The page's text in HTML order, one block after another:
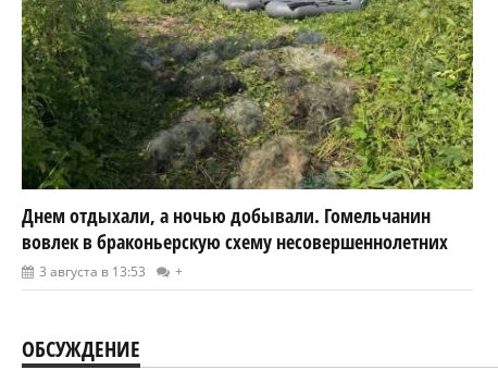
Днем отдыхали, а ночью добывали. Гомельчанин
вовлек в браконьерскую схему несовершеннолетних
3 августа в 13:53 +
ОБСУЖДЕНИЕ